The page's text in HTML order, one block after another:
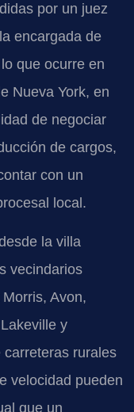
por un juez
encargada de
que ocurre en
Nueva York, en
de negociar
de cargos,
con un
local.
la villa
vecindarios
Avon,
y
rurales
velocidad pueden
que un